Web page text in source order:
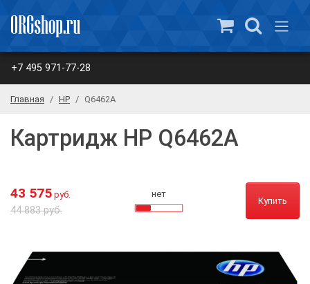
+7 495 971-77-28
Главная HP Q6462A
Картридж HP Q6462A
43 575 руб.
44 883 руб.
нет
Купить